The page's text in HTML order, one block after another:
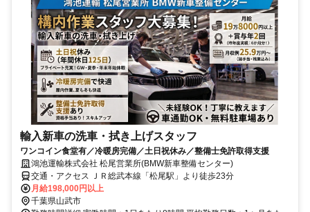
輸入新車の洗車・拭き上げスタッフ
ワンコイン食堂有／冷暖房完備／土日祝休み／整備士免許取得支援
鴻池運輸株式会社 松尾営業所(BMW新車整備センター)
交通・アクセス ＪＲ総武本線「松尾駅」より徒歩23分
月給198,000円以上
千葉県山武市